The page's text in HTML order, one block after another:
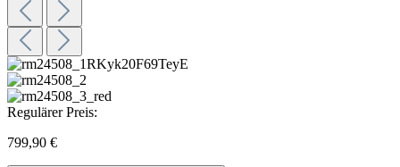
Regulärer Preis:
799,90 €